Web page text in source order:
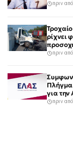
πριν
ρίχνει
πριν
Πλήγμα
για την
πριν